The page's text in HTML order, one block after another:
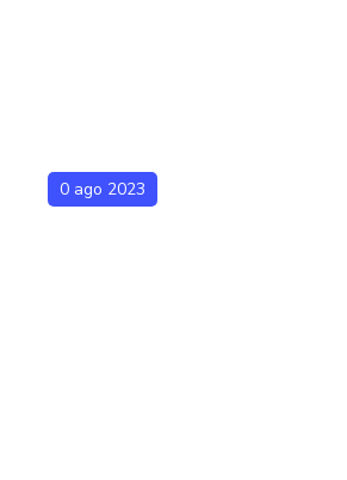
0 ago 2023